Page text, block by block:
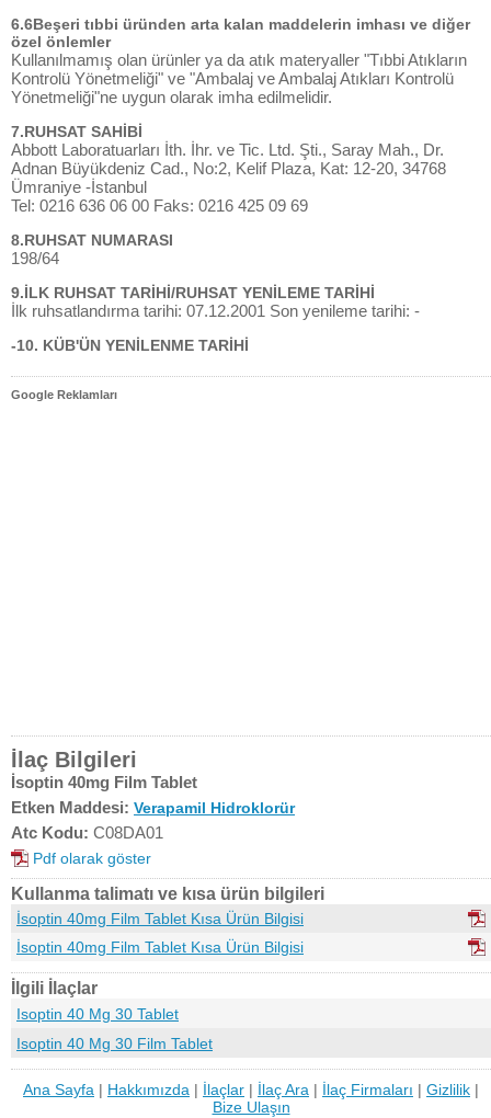
6.6Beşeri tıbbi üründen arta kalan maddelerin imhası ve diğer
özel önlemler
Kullanılmamış olan ürünler ya da atık materyaller "Tıbbi Atıkların
Kontrolü Yönetmeliği" ve "Ambalaj ve Ambalaj Atıkları Kontrolü
Yönetmeliği"ne uygun olarak imha edilmelidir.
7.RUHSAT SAHİBİ
Abbott Laboratuarları İth. İhr. ve Tic. Ltd. Şti., Saray Mah., Dr.
Adnan Büyükdeniz Cad., No:2, Kelif Plaza, Kat: 12-20, 34768
Ümraniye -İstanbul
Tel: 0216 636 06 00 Faks: 0216 425 09 69
8.RUHSAT NUMARASI
198/64
9.İLK RUHSAT TARİHİ/RUHSAT YENİLEME TARİHİ
İlk ruhsatlandırma tarihi: 07.12.2001 Son yenileme tarihi: -
-10. KÜB'ÜN YENİLENME TARİHİ
Google Reklamları
İlaç Bilgileri
İsoptin 40mg Film Tablet
Etken Maddesi: Verapamil Hidroklorür
Atc Kodu: C08DA01
Pdf olarak göster
Kullanma talimatı ve kısa ürün bilgileri
İsoptin 40mg Film Tablet Kısa Ürün Bilgisi
İsoptin 40mg Film Tablet Kısa Ürün Bilgisi
İlgili İlaçlar
Isoptin 40 Mg 30 Tablet
Isoptin 40 Mg 30 Film Tablet
Ana Sayfa | Hakkımızda | İlaçlar | İlaç Ara | İlaç Firmaları | Gizlilik |
Bize Ulaşın